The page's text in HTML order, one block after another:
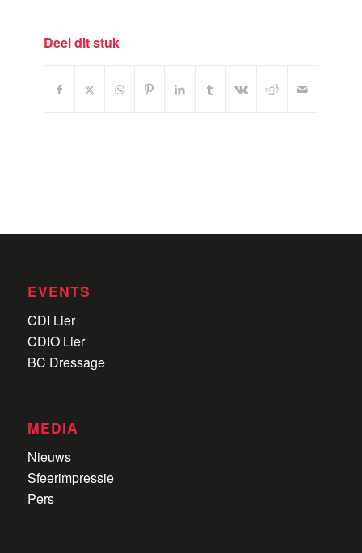
Deel dit stuk
EVENTS
CDI Lier
CDIO Lier
BC Dressage
MEDIA
Nieuws
Sfeerimpressie
Pers